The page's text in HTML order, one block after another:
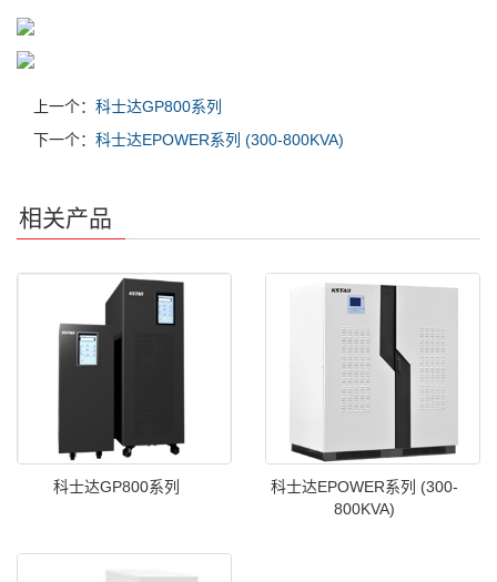
上一个： 科士达GP800系列
下一个： 科士达EPOWER系列 (300-800KVA)
相关产品
科士达GP800系列
科士达EPOWER系列 (300-
800KVA)